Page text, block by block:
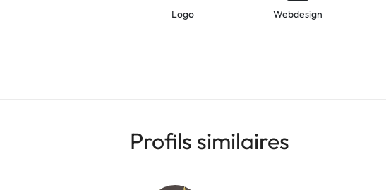
Logo Webdesign
Profils similaires